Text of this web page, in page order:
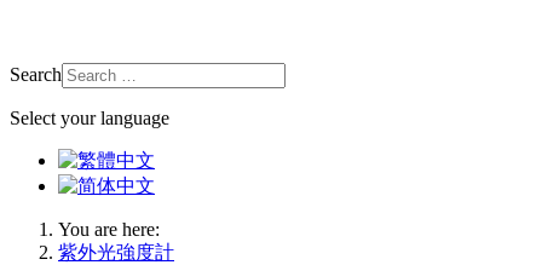
Search
Select your language
You are here:
紫外光強度計